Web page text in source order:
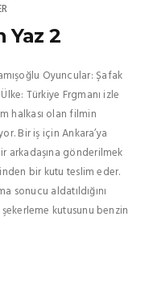
Yaz 2
Oyuncular: Şafak
Türkiye Frgmanı izle
halkası olan filmin
Bir iş için Ankara’ya
arkadaşına gönderilmek
bir kutu teslim eder.
sonucu aldatıldığını
şekerleme kutusunu benzin